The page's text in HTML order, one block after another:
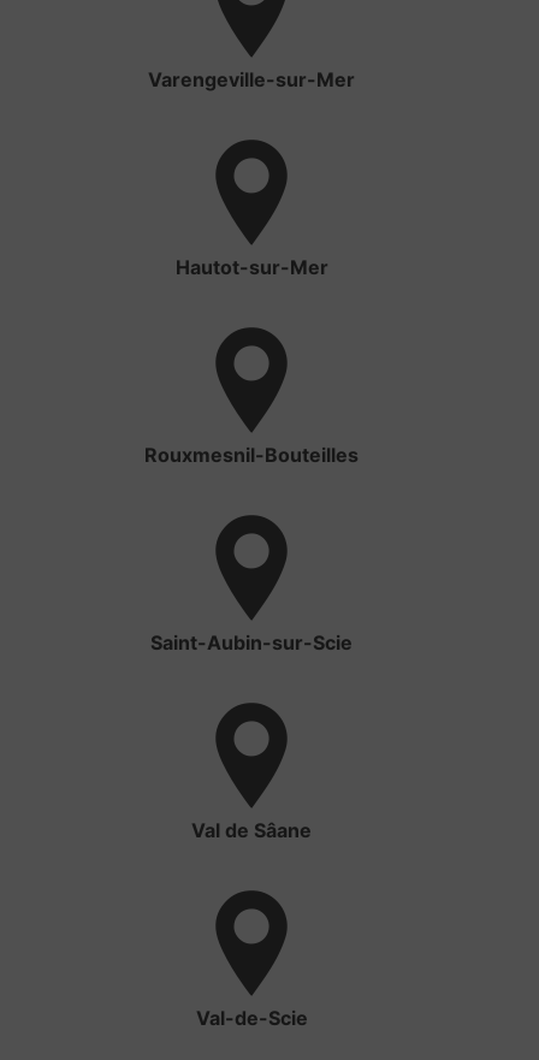
Varengeville-sur-Mer
Hautot-sur-Mer
Rouxmesnil-Bouteilles
Saint-Aubin-sur-Scie
Val de Sâane
Val-de-Scie